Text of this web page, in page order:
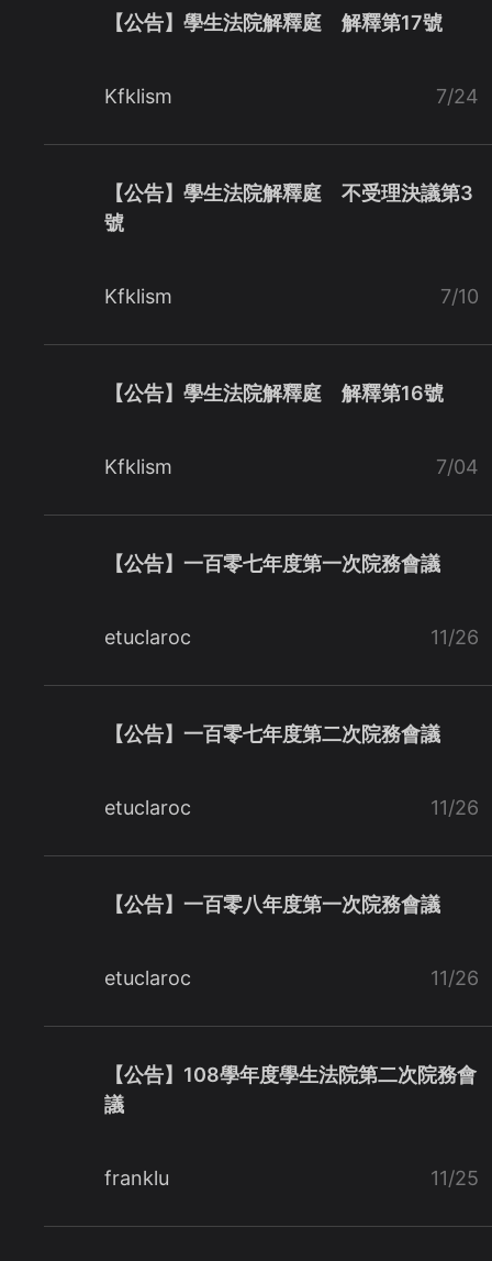
【公告】學生法院解釋庭 解釋第17號
Kfklism 7/24
【公告】學生法院解釋庭 不受理決議第3
號
Kfklism 7/10
【公告】學生法院解釋庭 解釋第16號
Kfklism 7/04
【公告】一百零七年度第一次院務會議
etuclaroc 11/26
【公告】一百零七年度第二次院務會議
etuclaroc 11/26
【公告】一百零八年度第一次院務會議
etuclaroc 11/26
【公告】108學年度學生法院第二次院務會
議
franklu 11/25